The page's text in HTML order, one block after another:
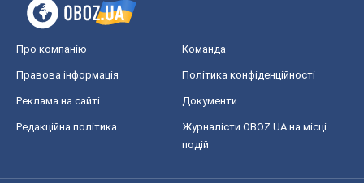
Про компанію Команда
Правова інформація Політика конфіденційності
Реклама на сайті Документи
Редакційна політика
Журналісти OBOZ.UA на місці
подій